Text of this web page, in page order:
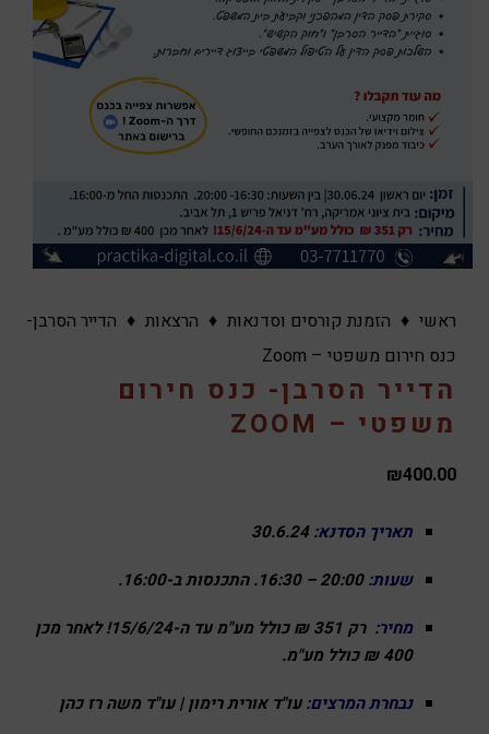
ראשי ♦ הזמנת קורסים וסדנאות ♦ הרצאות ♦ הדייר הסרבן-
כנס חירום משפטי – Zoom
הדייר הסרבן- כנס חירום
משפטי – ZOOM
₪400.00
תאריך הסדנא: 30.6.24
שעות: 20:00 – 16:30
. התכנסות ב-16:00.
מחיר:
רק 351 ₪ כולל מע"מ עד ה-15/6/24! לאחר מכן
400 ₪ כולל מע"מ.
נבחרת המרצים: עו"ד אורית רימון | עו"ד משה רז כהן